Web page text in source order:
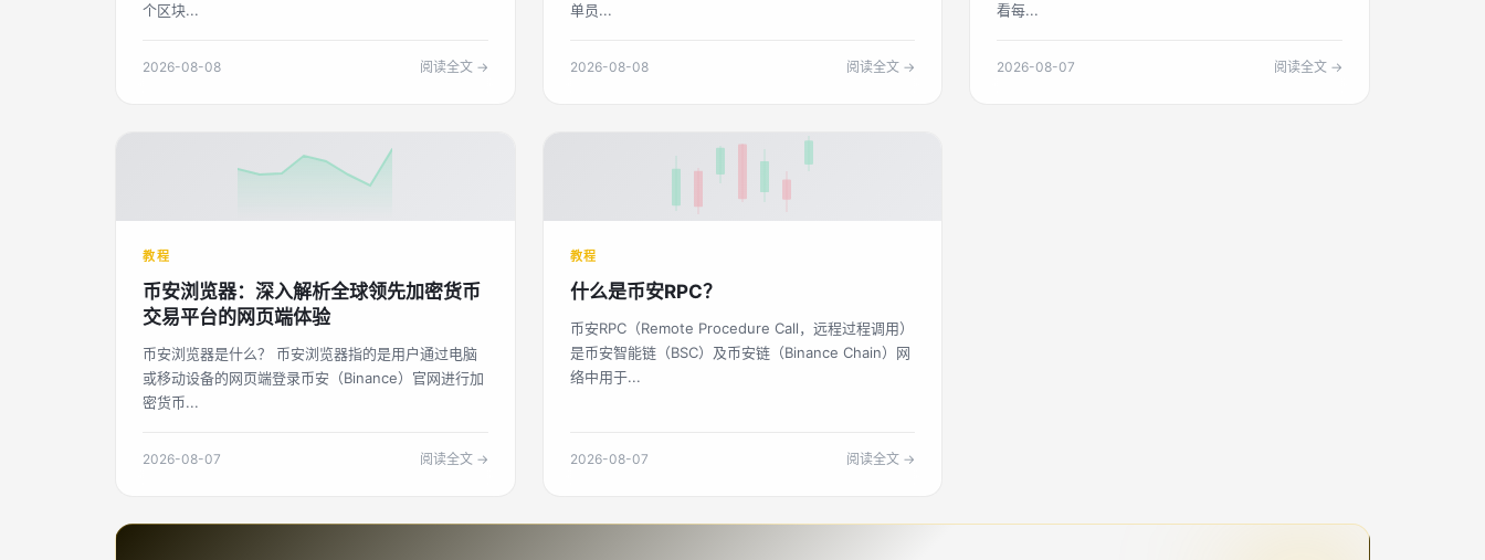
个区块...
2026-08-08 阅读全文 →
单员...
2026-08-08 阅读全文 →
看每...
2026-08-07 阅读全文 →
教程
币安浏览器：深入解析全球领先加密货币
交易平台的网页端体验
币安浏览器是什么？ 币安浏览器指的是用户通过电脑
或移动设备的网页端登录币安（Binance）官网进行加
密货币...
2026-08-07 阅读全文 →
教程
什么是币安RPC？
币安RPC（Remote Procedure Call，远程过程调用）
是币安智能链（BSC）及币安链（Binance Chain）网
络中用于...
2026-08-07 阅读全文 →